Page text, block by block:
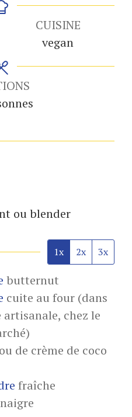
CUISINE
vegan
ou blender
1x 2x 3x
butternut
cuite au four (dans
chez le
ou de crème de coco
fraîche